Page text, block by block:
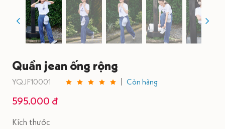
Quần jean ống rộng
YQJF10001 Còn hàng
595.000 đ
Kích thước